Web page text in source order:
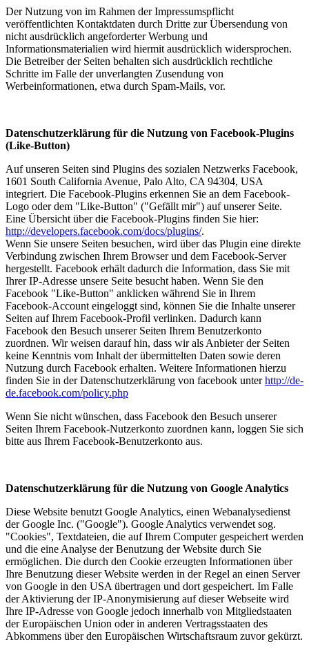
Der Nutzung von im Rahmen der Impressumspflicht
veröffentlichten Kontaktdaten durch Dritte zur Übersendung von
nicht ausdrücklich angeforderter Werbung und
Informationsmaterialien wird hiermit ausdrücklich widersprochen.
Die Betreiber der Seiten behalten sich ausdrücklich rechtliche
Schritte im Falle der unverlangten Zusendung von
Werbeinformationen, etwa durch Spam-Mails, vor.
Datenschutzerklärung für die Nutzung von Facebook-Plugins
(Like-Button)
Auf unseren Seiten sind Plugins des sozialen Netzwerks Facebook,
1601 South California Avenue, Palo Alto, CA 94304, USA
integriert. Die Facebook-Plugins erkennen Sie an dem Facebook-
Logo oder dem "Like-Button" ("Gefällt mir") auf unserer Seite.
Eine Übersicht über die Facebook-Plugins finden Sie hier:
http://developers.facebook.com/docs/plugins/.
Wenn Sie unsere Seiten besuchen, wird über das Plugin eine direkte
Verbindung zwischen Ihrem Browser und dem Facebook-Server
hergestellt. Facebook erhält dadurch die Information, dass Sie mit
Ihrer IP-Adresse unsere Seite besucht haben. Wenn Sie den
Facebook "Like-Button" anklicken während Sie in Ihrem
Facebook-Account eingeloggt sind, können Sie die Inhalte unserer
Seiten auf Ihrem Facebook-Profil verlinken. Dadurch kann
Facebook den Besuch unserer Seiten Ihrem Benutzerkonto
zuordnen. Wir weisen darauf hin, dass wir als Anbieter der Seiten
keine Kenntnis vom Inhalt der übermittelten Daten sowie deren
Nutzung durch Facebook erhalten. Weitere Informationen hierzu
finden Sie in der Datenschutzerklärung von facebook unterhttp://de-
de.facebook.com/policy.php
Wenn Sie nicht wünschen, dass Facebook den Besuch unserer
Seiten Ihrem Facebook-Nutzerkonto zuordnen kann, loggen Sie sich
bitte aus Ihrem Facebook-Benutzerkonto aus.
Datenschutzerklärung für die Nutzung von Google Analytics
Diese Website benutzt Google Analytics, einen Webanalysedienst
der Google Inc. ("Google"). Google Analytics verwendet sog.
"Cookies", Textdateien, die auf Ihrem Computer gespeichert werden
und die eine Analyse der Benutzung der Website durch Sie
ermöglichen. Die durch den Cookie erzeugten Informationen über
Ihre Benutzung dieser Website werden in der Regel an einen Server
von Google in den USA übertragen und dort gespeichert. Im Falle
der Aktivierung der IP-Anonymisierung auf dieser Webseite wird
Ihre IP-Adresse von Google jedoch innerhalb von Mitgliedstaaten
der Europäischen Union oder in anderen Vertragsstaaten des
Abkommens über den Europäischen Wirtschaftsraum zuvor gekürzt.